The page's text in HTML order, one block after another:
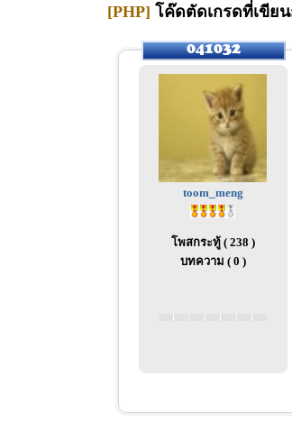
[PHP] โค๊ดตัดเกรดที่เขีย
toom_meng
โพสกระทู้ ( 238 )
บทความ ( 0 )